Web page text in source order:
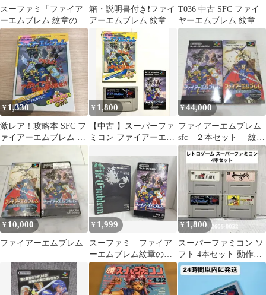
スーファミ「ファイア
ーエムブレム 紋章の
謎」任天堂
箱・説明書付き❗️ファイ
アーエムブレム 紋章の
謎 スーパーファミコ
T036 中古 SFC ファイ
ヤーエムブレム 紋章の
謎 動確済 ソフトのみ
¥ 1,330
激レア！攻略本 SFC フ
ァイアーエムブレム 紋
章の謎
¥ 1,800
【中古 】スーパーファ
ミコン ファイアーエム
攻略本
¥44,000
ファイアーエムブレム
sfc ２本セット 紋章
の謎・聖戦の系譜
¥ 10,000
ファイアーエムブレム
¥ 1,999
スーファミ ファイア
ーエムブレム紋章の
謎 ソフト攻略本
¥ 1,800
スーパーファミコン ソ
フト 4本セット 動作確
認済み